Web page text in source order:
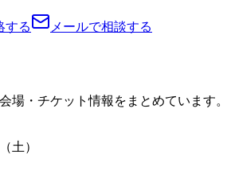
する メールで相談する
場・チケット情報をまとめています。
土）